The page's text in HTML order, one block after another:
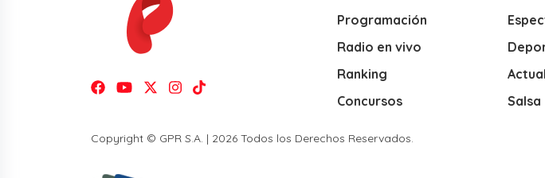
Programación
Radio en vivo
Ranking
Concursos
Salsa
Copyright © GPR S.A. | 2026 Todos los Derechos Reservados.